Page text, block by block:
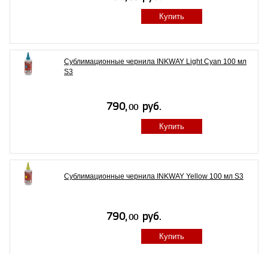
Купить
Сублимационные чернила INKWAY Light Cyan 100 мл
S3
Купить
Сублимационные чернила INKWAY Yellow 100 мл S3
Купить